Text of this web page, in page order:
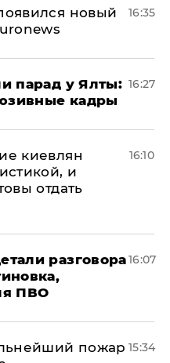
новый
16:35
парад у Ялты:
кадры
16:27
киевлян
и
отдать
16:10
разговора
ПВО
16:07
пожар 15:34